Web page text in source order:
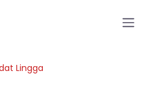
Lingga